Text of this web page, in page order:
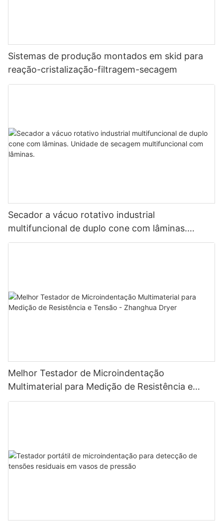
Sistemas de produção montados em skid para
reação-cristalização-filtragem-secagem
Secador a vácuo rotativo industrial
multifuncional de duplo cone com lâminas.
Unidade de secagem multifuncional com
Melhor Testador de Microindentação
Multimaterial para Medição de Resistência e
Tensão - Zhanghua Dryer